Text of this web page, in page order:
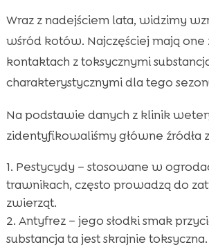
Wraz z nadejściem lata, widzimy
wśród kotów. Najczęściej mają one
kontaktach z toksycznymi
charakterystycznymi dla tego
Na podstawie danych z klinik
zidentyfikowaliśmy główne źródła
Pestycydy – stosowane w
trawnikach, często prowadzą do
zwierząt.
Antyfrez – jego słodki smak
substancja ta jest skrajnie toksyczna.